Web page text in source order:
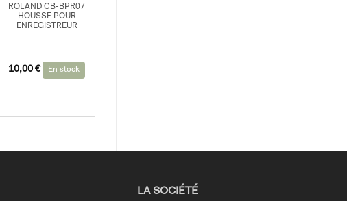
ROLAND CB-BPR07
HOUSSE POUR
ENREGISTREUR
10,00€ En stock
LA SOCIÉTÉ